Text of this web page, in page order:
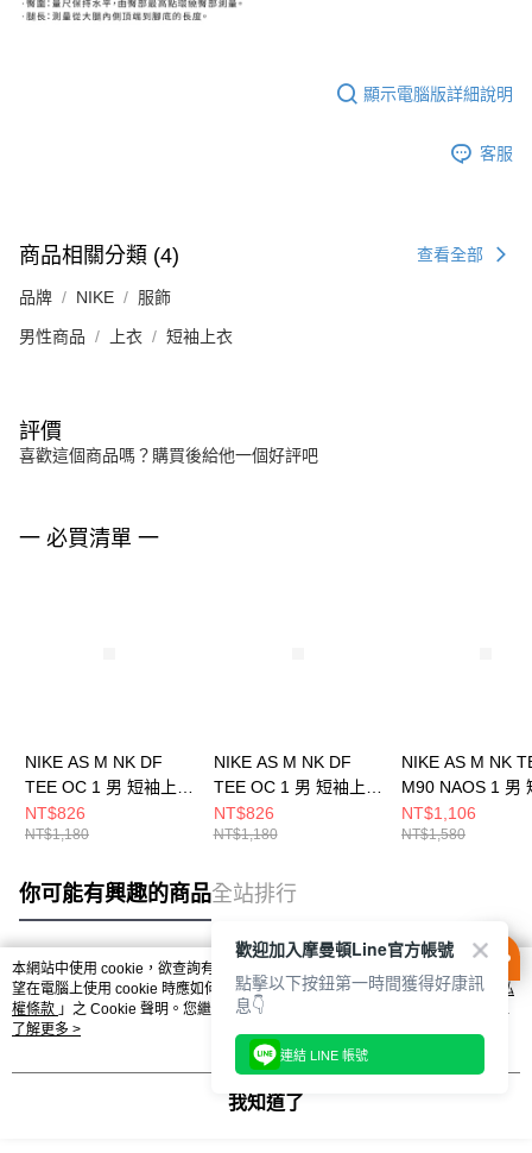
顯示電腦版詳細說明
客服
商品相關分類 (4) 查看全部
品牌 NIKE 服飾
男性商品 上衣 短袖上衣
評價
喜歡這個商品嗎？購買後給他一個好評吧
一 必買清單 一
NIKE AS M NK DF
TEE OC 1 男 短袖上衣
HJ3465633
NT$826
NT$1,180
NIKE AS M NK DF
TEE OC 1 男 短袖上衣
HJ3465100
NT$826
NT$1,180
NIKE AS M NK
M90 NAOS 1 男
上衣 HJ3407100
NT$1,106
NT$1,580
你可能有興趣的商品全站排行
熱門標籤
本網站中使用 cookie，欲查詢有關本網站使用 cookie 方式之詳情，及若您不希
望在電腦上使用 cookie 時應如何變更電腦的 cookie 設定，請參閱本網站「
隱私
權條款 」之 Cookie 聲明。您繼續使用本網站即表示您同意本公司得按本網站使
用條款之 Cookie 聲明使用 cookie。
了解更多 >
我知道了
歡迎加入摩曼頓Line官方帳號
點擊以下按鈕第一時間獲得好康訊
息👇
連結 LINE 帳號